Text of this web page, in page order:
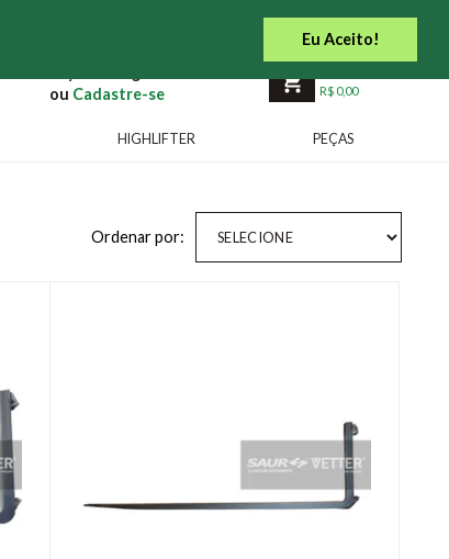
Eu Aceito!
Site Institucional
Cadastre-se
Carrinho Vazio
R$ 0,00
HIGHLIFTER PEÇAS
Ordenar por: SELECIONE